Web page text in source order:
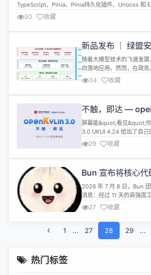
TypeScript、Pinia、Pinia持久化插件、Unocss 和
技术栈。相较于其他比较流行的后台管理模板，更加
非常适合中小型项目、个人项目，企业级的
1、继续开源了文章管理模块，...
30 收藏
新品发布 ｜ 绿盟
构建“算力、调度
AI基础设施
随着大模型技术的飞速发
向落地应用。然而，在政
行业，算力部署正加速从
&mdash;&mdash;如何快
的智算底座，成为客户面
补安全&quot;，这种拼凑式
更难以应对AI场景...
34 收藏
不触，即达 —
交互新体验即将到
屏幕能&quot;看见&quot;
3.0 UKUI 4.24 给出了自己
新规则 挥手之间，截屏、
朗读、跟随、每一笔都有回
&quot;操控&quot;做轻，
29 收藏
Bun 宣布将核心
Rust：AI 11 天完
性与性能显著提升
2026 年 7 月 8 日，Bun
消息：经过 11 天的高强度
Zig 文件已被机械式转换
现 100% 通过率。新版本
渠道发布，标志着这个曾以
JavaScript 全栈工具链正
定并非简...
27 收藏
1 ... 27 28 29 ...
热门标签